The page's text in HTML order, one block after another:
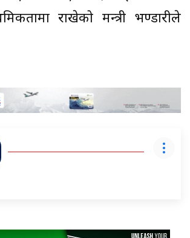
राखेको मन्त्री भण्डारीले